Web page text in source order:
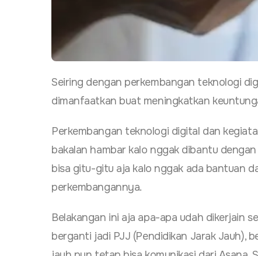
Seiring dengan perkembangan teknologi
dimanfaatkan buat meningkatkan
Perkembangan teknologi digital dan
bakalan hambar kalo nggak dibantu
bisa gitu-gitu aja kalo nggak ada bantuan
perkembangannya.
Belakangan ini aja apa-apa udah dikerjain
berganti jadi PJJ (Pendidikan Jarak Jauh),